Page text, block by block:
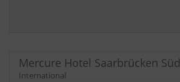
Mercure Hotel Saarbrücken Süd
International